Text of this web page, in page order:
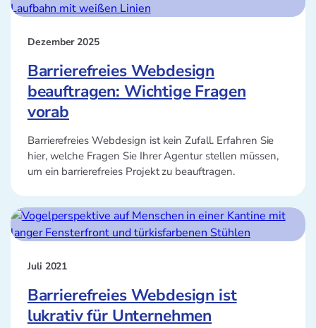
Dezember 2025
Barrierefreies Webdesign
beauftragen: Wichtige Fragen
vorab
Barrierefreies Webdesign ist kein Zufall. Erfahren Sie
hier, welche Fragen Sie Ihrer Agentur stellen müssen,
um ein barrierefreies Projekt zu beauftragen.
Juli 2021
Barrierefreies Webdesign ist
lukrativ für Unternehmen